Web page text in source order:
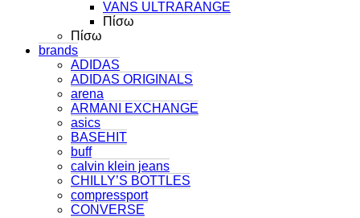
VANS ULTRARANGE
Πίσω
Πίσω
brands
ADIDAS
ADIDAS ORIGINALS
arena
ARMANI EXCHANGE
asics
BASEHIT
buff
calvin klein jeans
CHILLY’S BOTTLES
compressport
CONVERSE